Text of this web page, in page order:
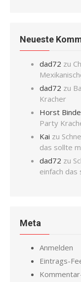
Neueste
dad72 zu
dad72 zu
Kracher
Horst
Party
Kai zu
das sollte
dad72 zu
einfach das
Meta
Anmelden
Eintrags-